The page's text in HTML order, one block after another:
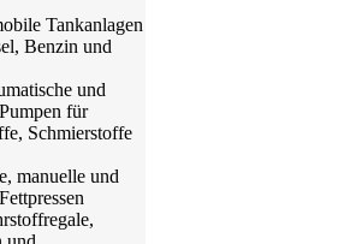
Tankanlagen
Benzin und
und
für
Schmierstoffe
manuelle und